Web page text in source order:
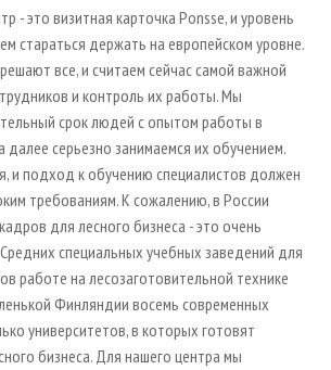
- это визитная карточка Ponsse, и уровень
стараться держать на европейском уровне.
все, и считаем сейчас самой важной
и контроль их работы. Мы
срок людей с опытом работы в
далее серьезно занимаемся их обучением.
и подход к обучению специалистов должен
требованиям. К сожалению, в России
для лесного бизнеса - это очень
специальных учебных заведений для
работе на лесозаготовительной технике
Финляндии восемь современных
университетов, в которых готовят
бизнеса. Для нашего центра мы